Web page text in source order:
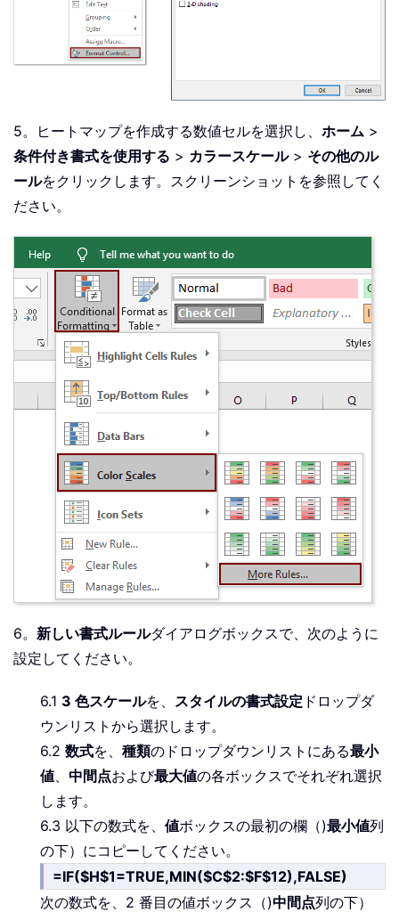
5。ヒートマップを作成する数値セルを選択し、 ホーム >
条件付き書式を使用する > カラースケール> その他のル
ールをクリックします。スクリーンショットを参照してく
ださい。
6。 新しい書式ルールダイアログボックスで、次のように
設定してください。
6.1 3 色スケールを、 スタイルの書式設定 ドロップダ
ウンリストから選択します。
6.2 数式を、 種類のドロップダウンリストにある最小
値、 中間点および最大値の各ボックスでそれぞれ選択
します。
6.3 以下の数式を、 値ボックスの最初の欄（)最小値列
の下）にコピーしてください。
=IF($H$1=TRUE,MIN($C$2:$F$12),FALSE)
次の数式を、2 番目の値ボックス（)中間点列の下）